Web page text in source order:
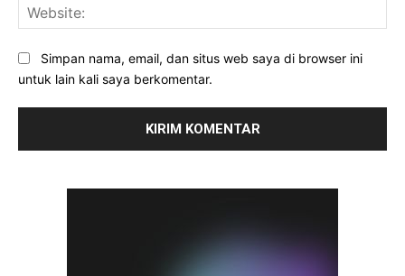
Simpan nama, email, dan situs web saya di browser ini
untuk lain kali saya berkomentar.